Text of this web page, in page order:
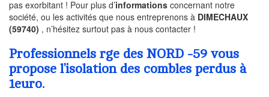
pas exorbitant ! Pour plus d’informations concernant notre
société, ou les activités que nous entreprenons à DIMECHAUX
(59740) , n’hésitez surtout pas à nous contacter !
Professionnels rge des NORD -59 vous
propose l’isolation des combles perdus à
1euro.